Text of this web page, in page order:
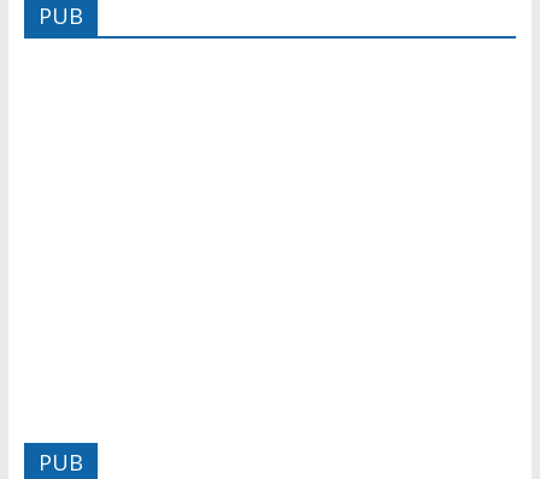
PUB
PUB